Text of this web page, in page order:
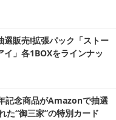
選販売!拡張パック「ストー
」各1BOXをラインナッ
記念商品がAmazonで抽選
た“御三家”の特別カード